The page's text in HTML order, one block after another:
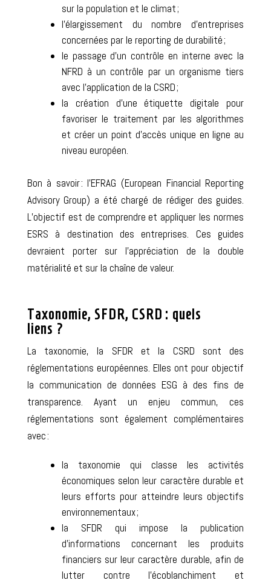
sur la population et le climat ;
l’élargissement du nombre d’entreprises
concernées par le reporting de durabilité ;
le passage d’un contrôle en interne avec la
NFRD à uncontrôle par un organisme tiers
avec l’application de la CSRD;
la création d’une étiquette digitale pour
favoriser le traitement par les algorithmes
et créer un point d’accès unique en ligne au
niveau européen.
Bon à savoir : l’EFRAG (European Financial Reporting
Advisory Group) a été chargé de rédiger des guides.
L’objectif est de comprendre et appliquer les normes
ESRS à destination des entreprises. Ces guides
devraient porter sur l’appréciation de la double
matérialité et sur la chaîne de valeur.
Taxonomie, SFDR, CSRD : quels
liens ?
La taxonomie, la SFDR et la CSRD sont des
réglementations européennes. Elles ont pour objectif
la communication de données ESG à des fins de
transparence. Ayant un enjeu commun, ces
réglementations sont également complémentaires
avec :
la taxonomie quiclasse les activités
économiques selon leur caractère durable et
leurs efforts pour atteindre leurs objectifs
environnementaux ;
la SFDR qui impose la publication
d’informations concernant les produits
financiers sur leur caractère durable, afin de
lutter contre l’écoblanchiment et